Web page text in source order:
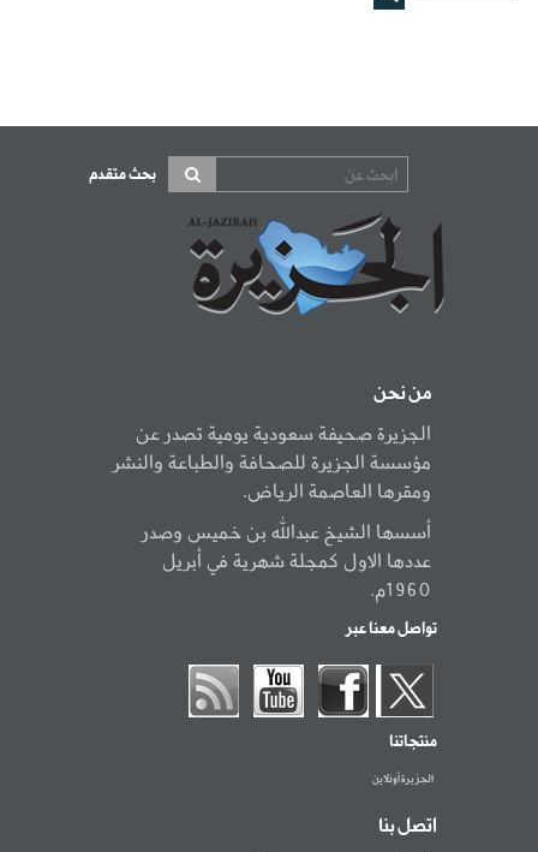
بحث متقدم
من نحن
الجزيرة صحيفة سعودية يومية تصدر عن
مؤسسة الجزيرة للصحافة والطباعة والنشر
ومقرها العاصمة الرياض.
أسسها الشيخ عبدالله بن خميس وصدر
عددها الاول كمجلة شهرية في أبريل
1960م.
تواصل معنا عبر
منتجاتنا
الجزيرة أونلاين
اتصل بنا